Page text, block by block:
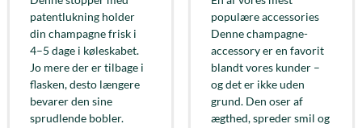
patentlukning holder
din champagne frisk i
4–5 dage i køleskabet.
Jo mere der er tilbage i
flasken, desto længere
bevarer den sine
sprudlende bobler.
populære accessories
Denne champagne-
accessory er en favorit
blandt vores kunder –
og det er ikke uden
grund. Den oser af
ægthed, spreder smil og